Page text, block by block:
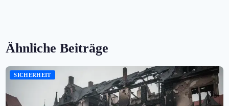
Ähnliche Beiträge
SICHERHEIT